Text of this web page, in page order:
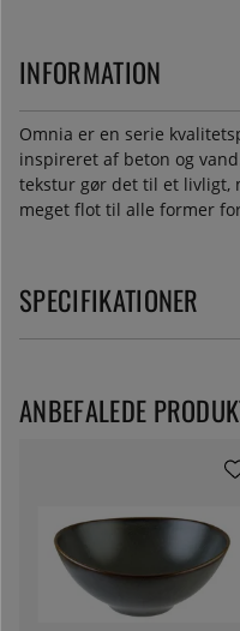
INFORMATION
Omnia er en serie
inspireret af beton og
tekstur gør det til et livligt,
meget flot til alle former
SPECIFIKATIONER
ANBEFALEDE